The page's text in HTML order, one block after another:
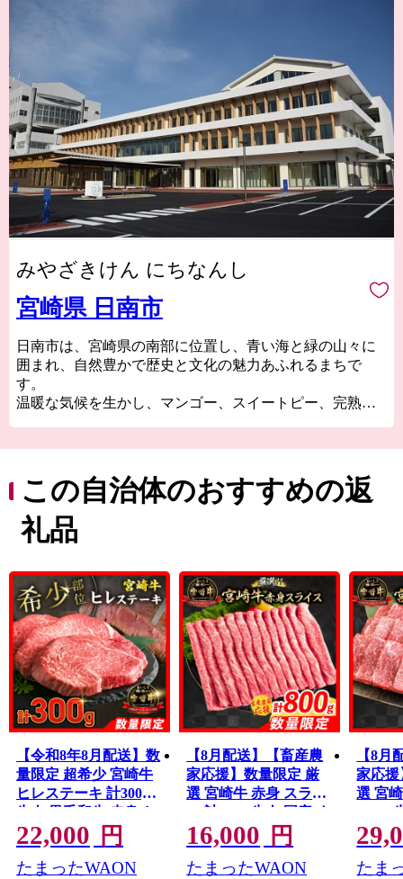
みやざきけん にちなんし
宮崎県 日南市
日南市は、宮崎県の南部に位置し、青い海と緑の山々に
囲まれ、自然豊かで歴史と文化の魅力あふれるまちで
す。
温暖な気候を生かし、マンゴー、スイートピー、完熟き
この自治体のおすすめの返
礼品
【令和8年8月配送】数
量限定 超希少 宮崎牛
ヒレステーキ 計300g
牛肉 黒毛和牛 赤身 お
すすめ おかず 人気 国
産 高級 ステーキ肉 A4
A5 記念日 お祝い 贈り
22,000 円
たまったWAON
【8月配送】【畜産農
家応援】数量限定 厳
選 宮崎牛 赤身 スライ
ス 計800g 牛肉 国産 す
き焼き BBQ 人気 黒毛
和牛 肩ウデ モモ しゃ
ぶしゃぶ A4 A5 等級
16,000 円
たまったWAON
【8月
家応援
選 宮
1.6kg
BBQ
キュー
肩ウ
たま